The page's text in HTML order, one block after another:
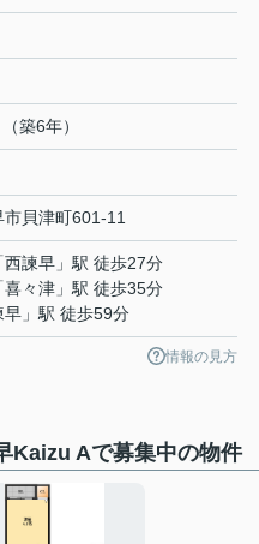
築6年）
市貝津町601-11
西諫早 」駅 徒歩27分
喜々津 」駅 徒歩35分
早 」駅 徒歩59分
情報の見方
Kaizu Aで募集中の物件